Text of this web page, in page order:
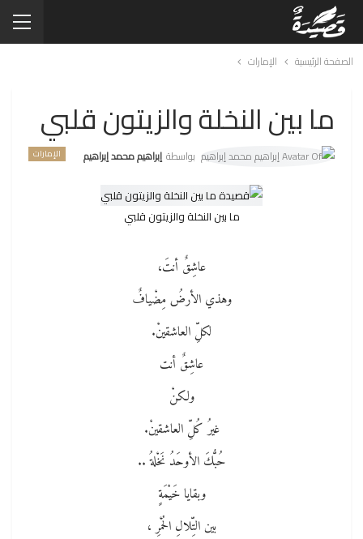
الصفحة الرئيسية الإمارات
ما بين النخلة والزيتون قلبي
الإمارات بواسطة إبراهيم محمد إبراهيم
ما بين النخلة والزيتون قلبي
عاشِقٌ أنتَ،
وهذي الأرضُ مِضْيافٌ
لكلِّ العاشقينْ.
عاشِقٌ أنت
ولكنْ
غيرُ كُلِّ العاشقينْ.
حُبُّكَ الأوحَدُ نَخْلةُ ..
وبقايا خَيْمَةٍ
بين التِّلالِ الحُمْرِ ،